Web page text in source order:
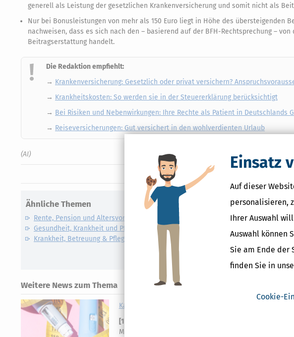
Einsatz
Auf dieser
personalisieren,
Ihrer Auswahl
Auswahl können
Sie am Ende der
finden Sie in
Cookie-
generell als Leistung der gesetzlichen Krankenversicherung und somit nicht als
Nur bei Bonusleistungen von mehr als 150 Euro liegt in Höhe des übersteigenden
nachweisen, dass es sich nach den – basierend auf der BFH-Rechtsprechung –
Beitragserstattung handelt.
Die Redaktion empfiehlt:
→ Krankenversicherung: Gesetzlich oder privat versichern?
→ Krankheitskosten: So werden sie in der Steuererklärung berücksichtigt
→ Bei Risiken und Nebenwirkungen: Ihre Rechte als Patient in Deutschlands
→ Reiseversicherungen: Gut versichert in den wohlverdienten Urlaub
(AI)
Ähnliche Themen
Rente, Pension und Altersvorsorge
Gesundheit, Krankheit und Pflege
Krankheit, Betreuung & Pflege
Verein
Weitere News zum Thema
Kann man die Abnehmspritze bei der Steuer absetzen?
[12.06.2026, 06:24 Uhr
Medikament Ozempic als außergewöhnliche